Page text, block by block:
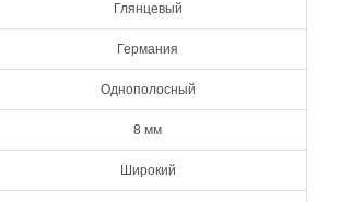
Глянцевый
Германия
Однополосный
8 мм
Широкий